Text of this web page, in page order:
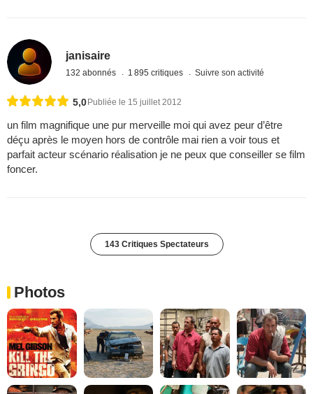
janisaire
132 abonnés 1 895 critiques Suivre son activité
5,0Publiée le 15 juillet 2012
un film magnifique une pur merveille moi qui avez peur d’être
déçu après le moyen hors de contrôle mai rien a voir tous et
parfait acteur scénario réalisation je ne peux que conseiller se film
foncer.
143 Critiques Spectateurs
Photos